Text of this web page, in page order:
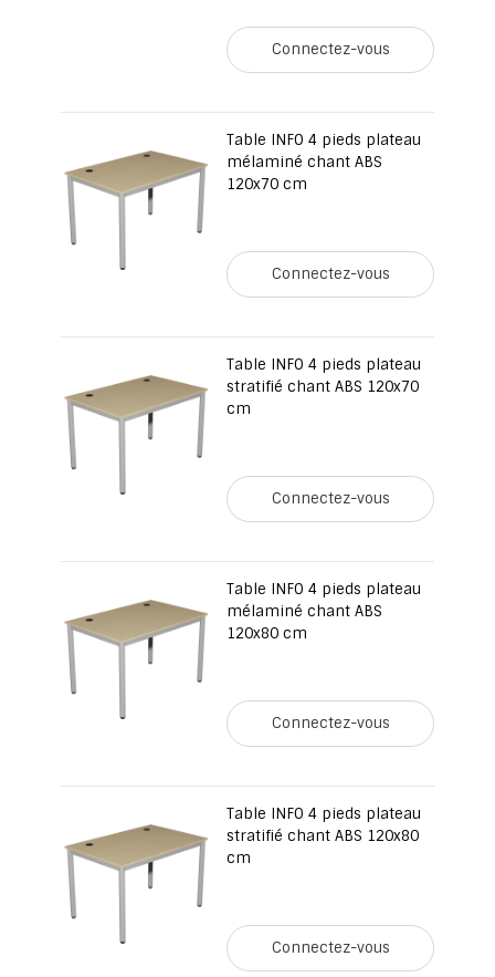
Connectez-vous
Table INFO 4 pieds plateau
mélaminé chant ABS
120x70 cm
Connectez-vous
Table INFO 4 pieds plateau
stratifié chant ABS 120x70
cm
Connectez-vous
Table INFO 4 pieds plateau
mélaminé chant ABS
120x80 cm
Connectez-vous
Table INFO 4 pieds plateau
stratifié chant ABS 120x80
cm
Connectez-vous